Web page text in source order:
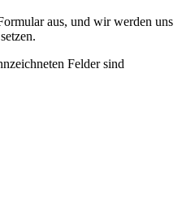
aus, und wir werden uns
Felder sind